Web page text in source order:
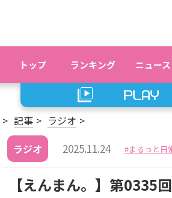
トップ ランキング ニュース
記事
ラジオ
ラジオ
2025.11.24 まるっと
【えんまん。】第0335回